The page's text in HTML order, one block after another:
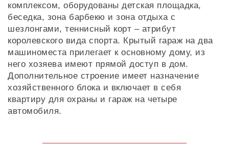
комплексом, оборудованы детская площадка,
беседка, зона барбекю и зона отдыха с
шезлонгами, теннисный корт – атрибут
королевского вида спорта. Крытый гараж на два
машиноместа прилегает к основному дому, из
него хозяева имеют прямой доступ в дом.
Дополнительное строение имеет назначение
хозяйственного блока и включает в себя
квартиру для охраны и гараж на четыре
автомобиля.